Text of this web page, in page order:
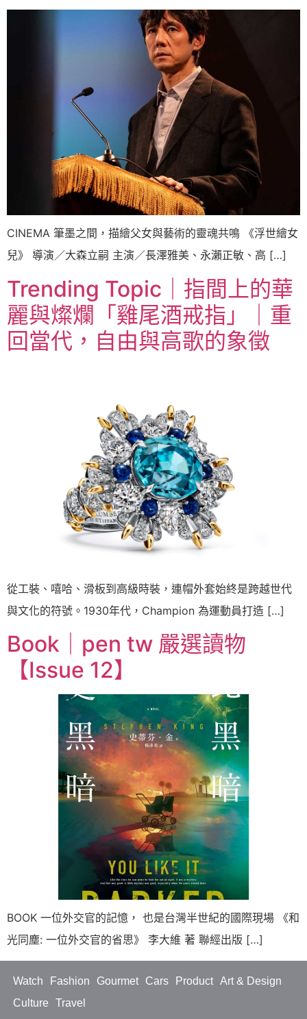
CINEMA 筆墨之間，描繪父女與藝術的靈魂共鳴 《浮世繪女
兒》 導演／大森立嗣 主演／長澤雅美、永瀨正敏、高 […]
Trending Topic｜指間上的華
麗與燦爛「雞尾酒戒指」｜重
回當代，自由與高歌的象徵
從工裝、嘻哈、滑板到高級時裝，連帽外套始終是跨越世代
與文化的符號。1930年代，Champion 為運動員打造 […]
Book｜pen tw 嚴選讀物
【Issue 12】
BOOK 一位外交官的記憶， 也是台灣半世紀的國際現場 《和
光同塵: 一位外交官的省思》 李大維 著 聯經出版 […]
Watch Fashion Gourmet Cars Product
Art & Design
Culture
Travel